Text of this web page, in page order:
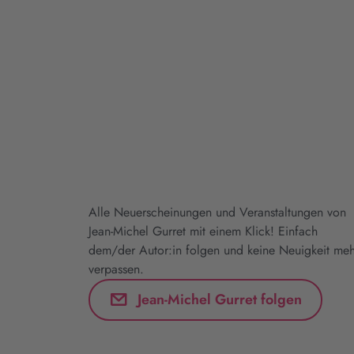
Alle Neuerscheinungen und Veranstaltungen von
Jean-Michel Gurret mit einem Klick! Einfach
dem/der Autor:in folgen und keine Neuigkeit
verpassen.
Jean-Michel Gurret folgen